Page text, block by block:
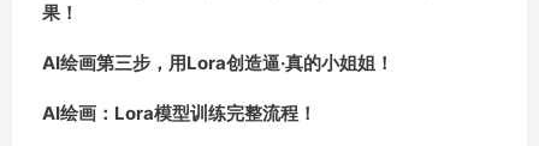
果！
AI绘画第三步，用Lora创造逼·真的小姐姐！
AI绘画：Lora模型训练完整流程！